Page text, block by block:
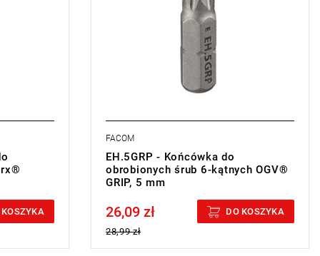
KOSZYKA
FACOM
EH.5GRP - Końcówka do
obrobionych śrub 6-kątnych OGV®
GRIP, 5 mm
Price tax included
26,09 zł
28,99 zł
DO KOSZYKA